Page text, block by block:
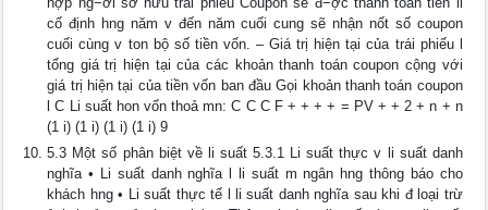
cố định hng năm v đến năm cuối cung sẽ nhận nốt số coupon
cuối cùng v ton bộ số tiền vốn. – Giá trị hiện tại của trái phiếu l
tổng giá trị hiện tại của các khoản thanh toán coupon cộng với
giá trị hiện tại của tiền vốn ban đầu Gọi khoản thanh toán coupon
l C Li suất hon vốn thoả mn: C C C F + + + + = PV + + 2 + n + n
(1 i) (1 i) (1 i) (1 i) 9
5.3 Một số phân biệt về li suất 5.3.1 Li suất thực v li suất danh
nghĩa • Li suất danh nghĩa l li suất m ngân hng thông báo cho
khách hng • Li suất thực tế l li suất danh nghĩa sau khi đ loại trừ